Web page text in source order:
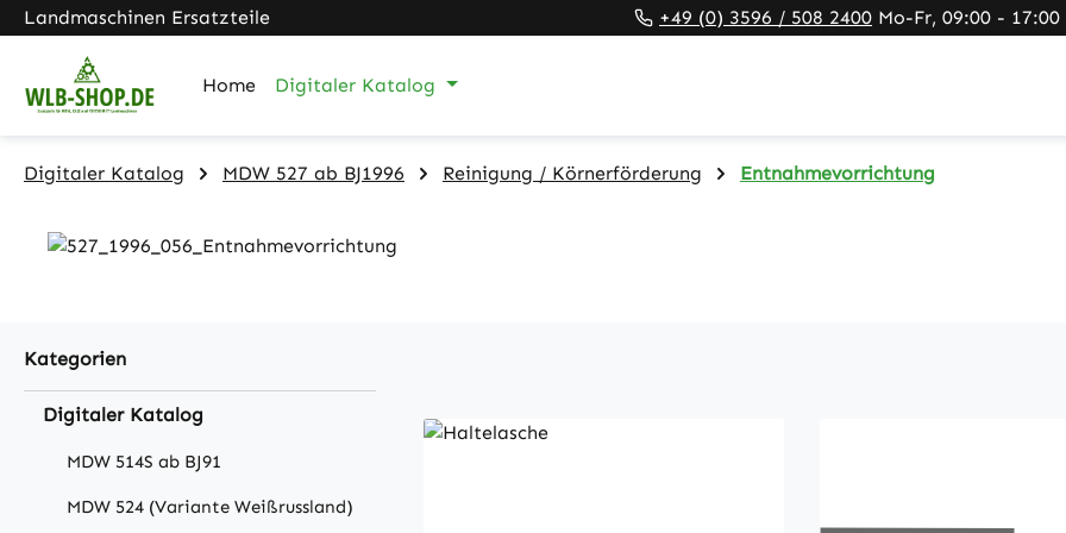
Hauptinhalt springen
Zur Suche springen
Zur Hauptnavigation springen
Landmaschinen Ersatzteile +49 (0) 3596 / 508 2400 Mo-Fr, 09:00 - 17:00
Home Digitaler Katalog
Digitaler Katalog MDW 527 ab BJ1996 Reinigung / Körnerförderung Entnahmevorrichtung
Kategorien
Digitaler Katalog
MDW 514S ab BJ91
MDW 524 (Variante Weißrussland)